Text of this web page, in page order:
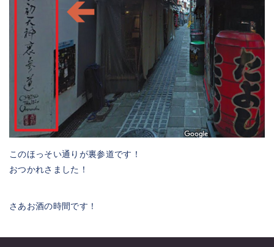
このほっそい通りが裏参道です！
おつかれさました！
さあお酒の時間です！